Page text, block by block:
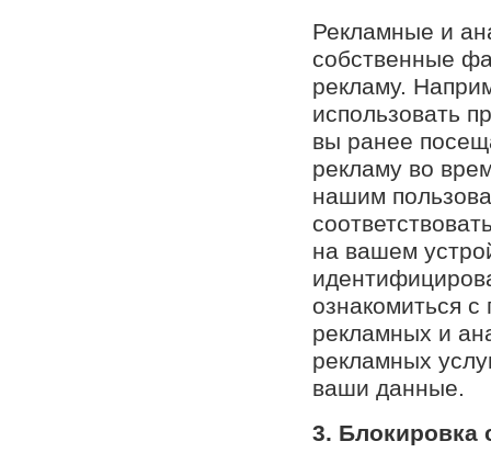
Рекламные и
собственные
рекламу.
использовать
вы ранее
рекламу во
нашим
на вашем
ознакомиться
рекламных и
рекламных
ваши данные.
3. Блокировка